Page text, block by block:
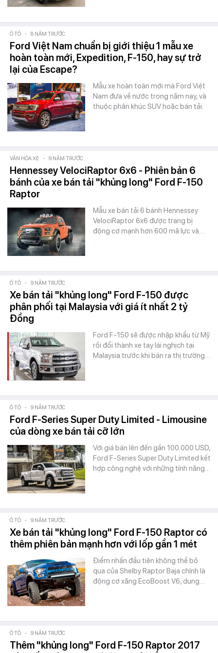
Ô TÔ - 8 NĂM TRƯỚC
Ford Việt Nam chuẩn bị giới thiệu 1 mẫu xe
hoàn toàn mới, Expedition, F-150, hay sự trở
lại của Escape?
Mẫu xe hoàn toàn mới mà Ford Việt
Nam đưa về nước trong năm nay, và
thuộc phân khúc SUV hoặc bán tải.
VĂN HÓA XE - 9 NĂM TRƯỚC
Hennessey VelociRaptor 6x6 - Phiên bản 6
bánh của xe bán tải "khủng long" Ford F-150
Raptor
Mẫu xe bán tải 6 bánh Hennessey
VelociRaptor 6x6 được trang bị
động cơ mạnh hơn 600 mã lực và…
Ô TÔ - 9 NĂM TRƯỚC
Xe bán tải "khủng long" Ford F-150 được
phân phối tại Malaysia với giá ít nhất 2 tỷ
Đồng
Ford F-150 sẽ được nhập khẩu từ Mỹ
rồi đổi thành xe tay lái nghịch tại
Malaysia trước khi bán ra thị trường…
Ô TÔ - 9 NĂM TRƯỚC
Ford F-Series Super Duty Limited - Limousine
của dòng xe bán tải cỡ lớn
Với giá bán lên đến gần 100.000 USD,
Ford F-Series Super Duty Limited kết
hợp công nghệ với những tính năng…
Ô TÔ - 9 NĂM TRƯỚC
Xe bán tải "khủng long" Ford F-150 Raptor có
thêm phiên bản mạnh hơn với lốp gần 1 mét
Điểm nhấn đầu tiên không thể bỏ
qua của Shelby Raptor Baja chính là
động cơ xăng EcoBoost V6, dung…
Ô TÔ - 9 NĂM TRƯỚC
Thêm "khủng long" Ford F-150 Raptor 2017